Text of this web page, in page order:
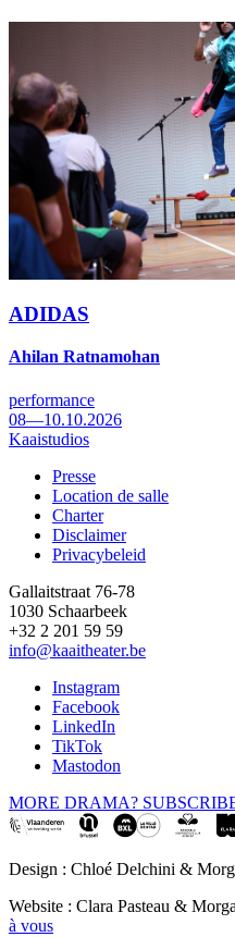
ADIDAS
Ahilan Ratnamohan
performance
08—10.10.2026
Kaaistudios
Footer
Presse
Location de salle
Charter
Disclaimer
Privacybeleid
Gallaitstraat 76-78
1030 Schaarbeek
+32 2 201 59 59
info@kaaitheater.be
Instagram
Facebook
LinkedIn
TikTok
Mastodon
MORE DRAMA?
Design : Chloé Delchini &
Website : Clara Pasteau &
à vous